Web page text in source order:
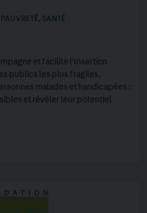
PAUVRETÉ, SANTÉ
et facilite l’Insertion
publics les plus fragiles,
malades et handicapées :
et révéler leur potentiel